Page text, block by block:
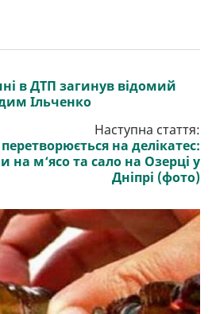
в ДТП загинув відомий
Ільченко
Наступна стаття:
на делікатес:
на м‘ясо та сало на Озерці у
Дніпрі (фото)